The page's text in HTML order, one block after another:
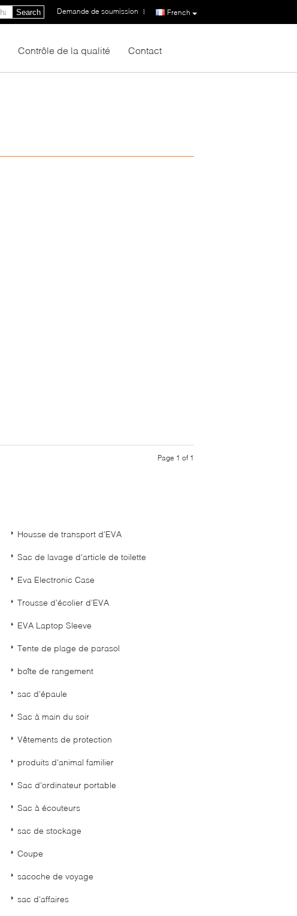
French
Demande de soumission |
Search
Contrôle de la qualité Contact
Page 1 of 1
Housse de transport d'EVA
Sac de lavage d'article de toilette
Eva Electronic Case
Trousse d'écolier d'EVA
EVA Laptop Sleeve
Tente de plage de parasol
boîte de rangement
sac d'épaule
Sac à main du soir
Vêtements de protection
produits d'animal familier
Sac d'ordinateur portable
Sac à écouteurs
sac de stockage
Coupe
sacoche de voyage
sac d'affaires